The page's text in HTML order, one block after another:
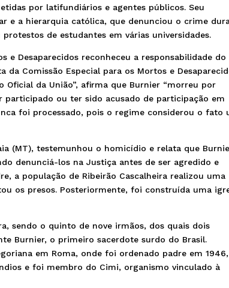
por latifundiários e agentes públicos. Seu
e a hierarquia católica, que denunciou o crime
de estudantes em várias universidades.
e Desaparecidos reconheceu a responsabilidade do
da Comissão Especial para os Mortos e
da União”, afirma que Burnier “morreu por
participado ou ter sido acusado de participação em
foi processado, pois o regime considerou o fato
(MT), testemunhou o homicídio e relata que
denunciá-los na Justiça antes de ser agredido e
a população de Ribeirão Cascalheira realizou uma
os presos. Posteriormente, foi construída uma
sendo o quinto de nove irmãos, dos quais dois
Burnier, o primeiro sacerdote surdo do Brasil.
em Roma, onde foi ordenado padre em 1946,
e foi membro do Cimi, organismo vinculado à